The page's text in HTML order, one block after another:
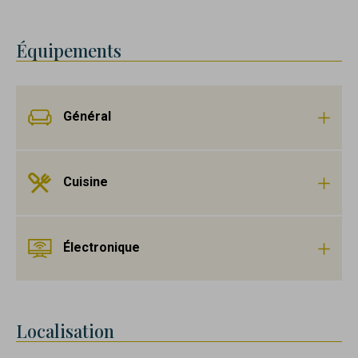
Équipements
Général
Cuisine
Électronique
Localisation